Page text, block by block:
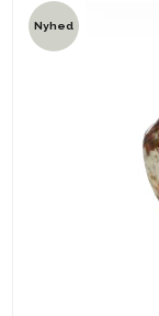
Nyhed